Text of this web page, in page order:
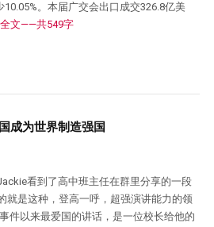
10.05%。本届广交会出口成交326.8亿美
文——共549字
成为世界制造强国
看到了高中班主任在群里分享的一段
就是这种，登高一呼，超强演讲能力的领
件以来最爱国的讲话，是一位校长给他的